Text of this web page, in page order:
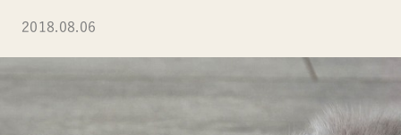
2018.08.06